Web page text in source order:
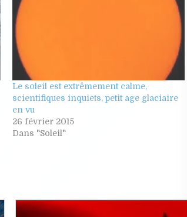
Le soleil est extrêmement calme,
scientifiques inquiets, petit age glaciaire
en vu
26 février 2015
Dans "Soleil"